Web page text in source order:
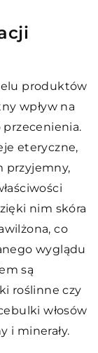
produktów
wpływ na
przecenienia.
eteryczne,
przyjemny,
nim skóra
co
wyglądu
są
roślinne czy
włosów
i minerały.